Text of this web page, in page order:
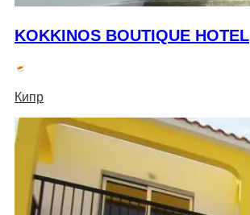
KOKKINOS BOUTIQUE HOTEL
Кипр